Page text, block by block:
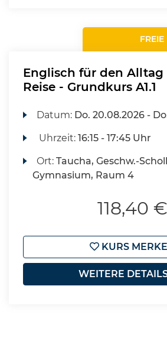
FREIE
Englisch für den
Reise - Grundkurs A1.1
Datum: Do. 20.08.2026 -
Uhrzeit:16:15 - 17:45 Uhr
Ort:Taucha, Geschw.-
Gymnasium, Raum 4
118,40 €
KURS
WEITERE